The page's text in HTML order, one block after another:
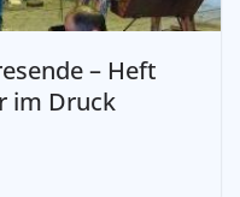
– Heft
im Druck